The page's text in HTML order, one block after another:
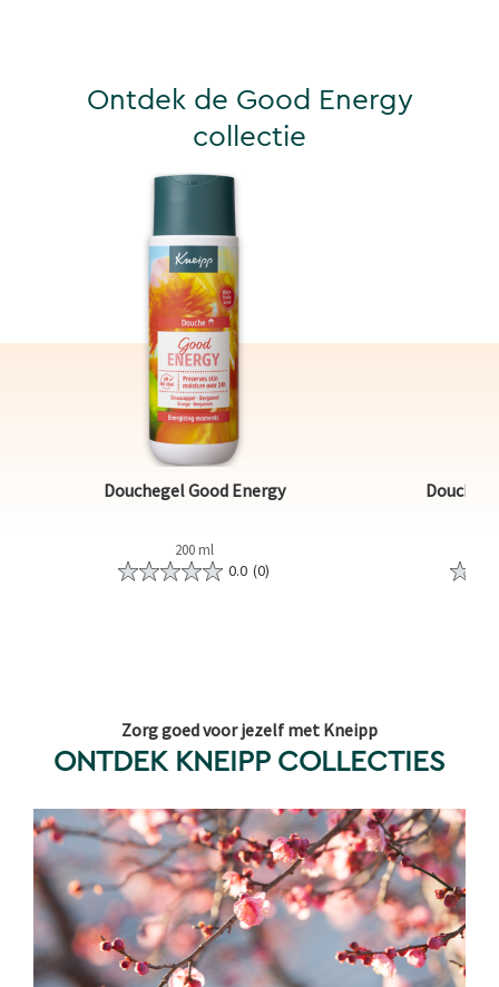
Ontdek de Good Energy
collectie
Douchegel Good Energy
200 ml
0.0 (0)
Douche
Zorg goed voor jezelf met Kneipp
ONTDEK KNEIPP COLLECTIES